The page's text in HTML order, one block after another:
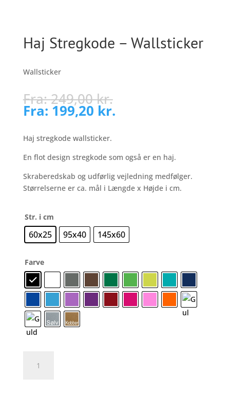
Haj Stregkode – Wallsticker
Wallsticker
Fra:249,00kr.
Fra: 199,20 kr.
Haj stregkode wallsticker.
En flot design stregkode som også er en haj.
Skraberedskab og udførlig vejledning medfølger.
Størrelserne er ca. mål i Længde x Højde i cm.
Str. i cm
60x25 95x40 145x60
Farve
Stregkode